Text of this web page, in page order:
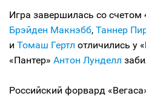
Игра завершилась со счетом
Брэйден Макнэбб, Таннер
и Томаш Гертл отличились у
«Пантер» Антон Лунделл
Российский форвард